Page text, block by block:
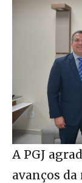
A PGJ
avanços